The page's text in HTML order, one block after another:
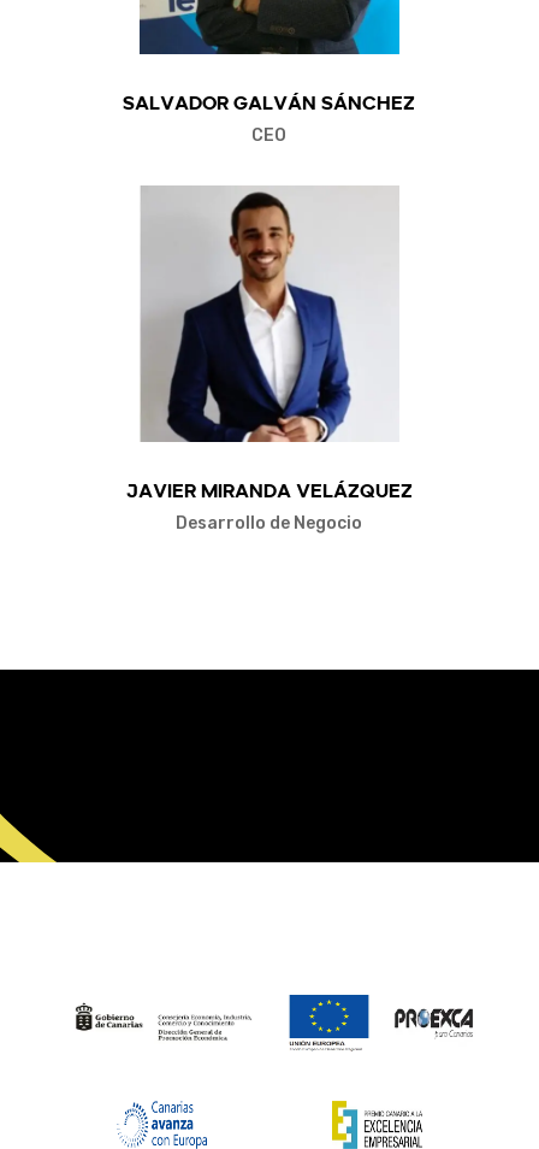
Salvador Galván Sánchez
CEO
Javier Miranda Velázquez
Desarrollo de Negocio